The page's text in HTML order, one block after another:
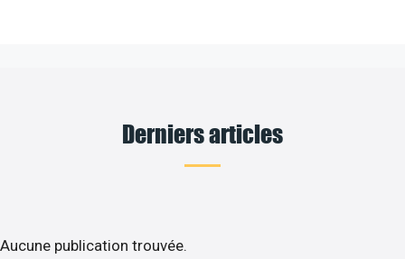
Derniers articles
Aucune publication trouvée.